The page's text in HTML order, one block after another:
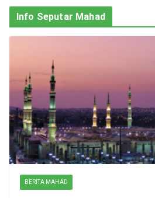
Info Seputar Mahad
BERITA MAHAD